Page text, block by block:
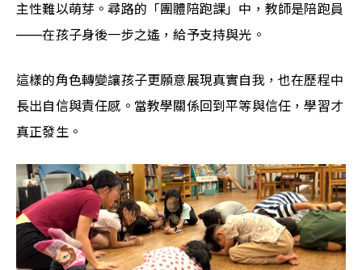
主性難以萌芽。尋路的「團體陪跑課」中，教師是陪跑員
——在孩子身後一步之遙，給予支持與光。
這樣的角色轉變讓孩子更願意展現真實自我，也在歷程中
長出自信與責任感。當教學關係回到平等與信任，學習才
真正發生。